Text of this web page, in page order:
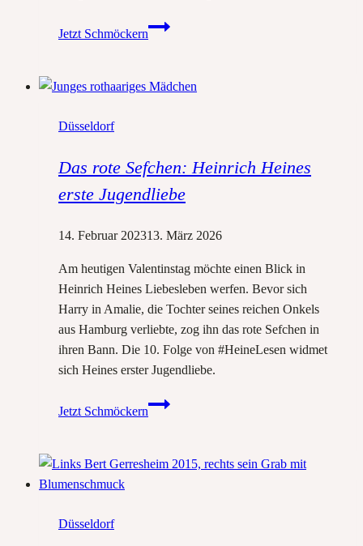
Jetzt Schmöckern
Die
des
Heine
Düsseldorf
Das rote Sefchen: Heinrich Heines
erste Jugendliebe
14. Februar 202313. März 2026
Am heutigen Valentinstag möchte einen Blick in
Heinrich Heines Liebesleben werfen. Bevor sich
Harry in Amalie, die Tochter seines reichen Onkels
aus Hamburg verliebte, zog ihn das rote Sefchen in
ihren Bann. Die 10. Folge von #HeineLesen widmet
sich Heines erster Jugendliebe.
Jetzt Schmöckern
Das
Heinrich
Düsseldorf